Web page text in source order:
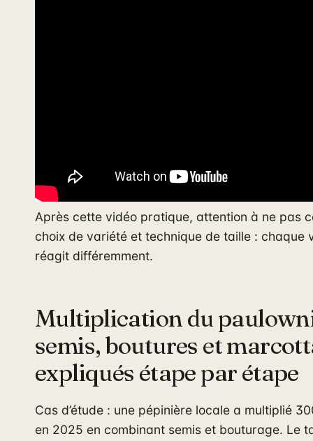
Après cette vidéo pratique, attention à ne pas
choix de variété et technique de taille : chaque
réagit différemment.
Multiplication du
semis, boutures et
expliqués étape par étape
Cas d’étude : une pépinière locale a multiplié
en 2025 en combinant semis et bouturage. Le